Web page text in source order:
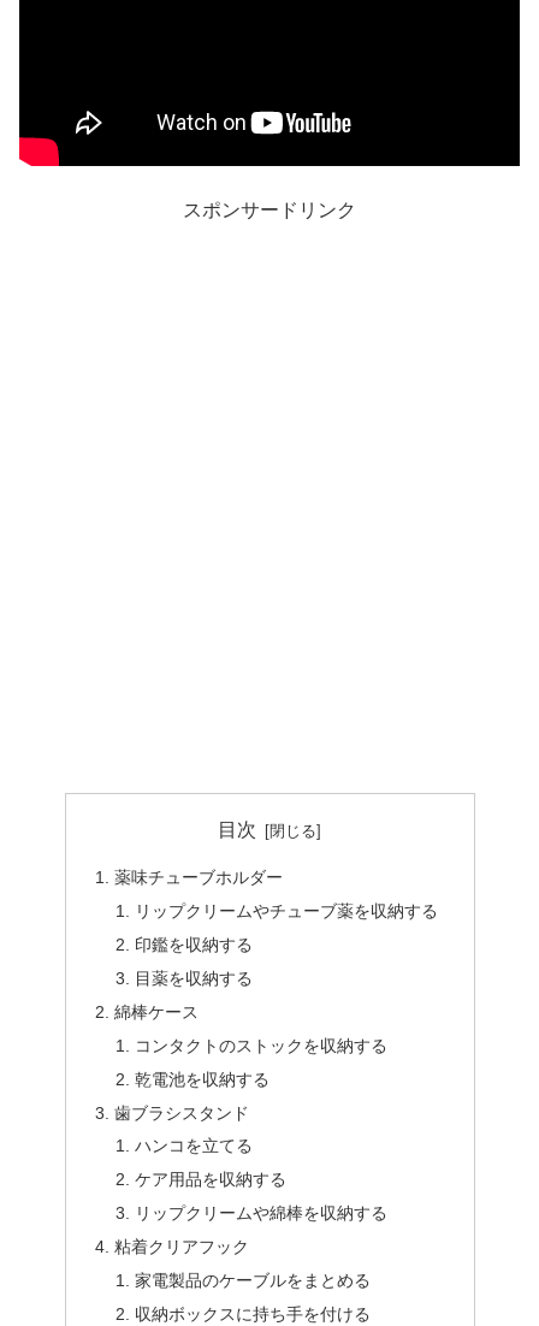
スポンサードリンク
目次
薬味チューブホルダー
リップクリームやチューブ薬を収納する
印鑑を収納する
目薬を収納する
綿棒ケース
コンタクトのストックを収納する
乾電池を収納する
歯ブラシスタンド
ハンコを立てる
ケア用品を収納する
リップクリームや綿棒を収納する
粘着クリアフック
家電製品のケーブルをまとめる
収納ボックスに持ち手を付ける